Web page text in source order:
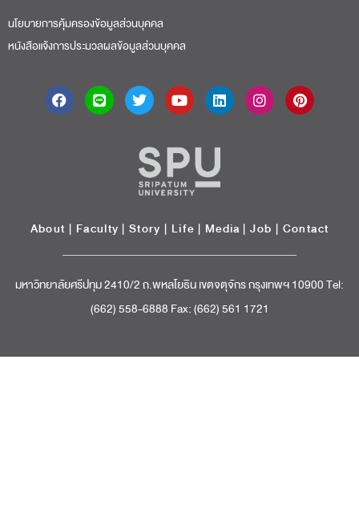
นโยบายการคุ้มครองข้อมูลส่วนบุคคล
หนังสือแจ้งการประมวลผลข้อมูลส่วนบุคคล
About | Faculty | Story | Life | Media |Job | Contact
มหาวิทยาลัยศรีปทุม 2410/2 ถ.พหลโยธิน เขตจตุจักร กรุงเทพฯ 10900 Tel:
(662) 558-6888 Fax: (662) 561 1721